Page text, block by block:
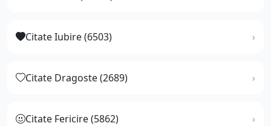
Citate Iubire (6503)
Citate Dragoste (2689)
Citate Fericire (5862)